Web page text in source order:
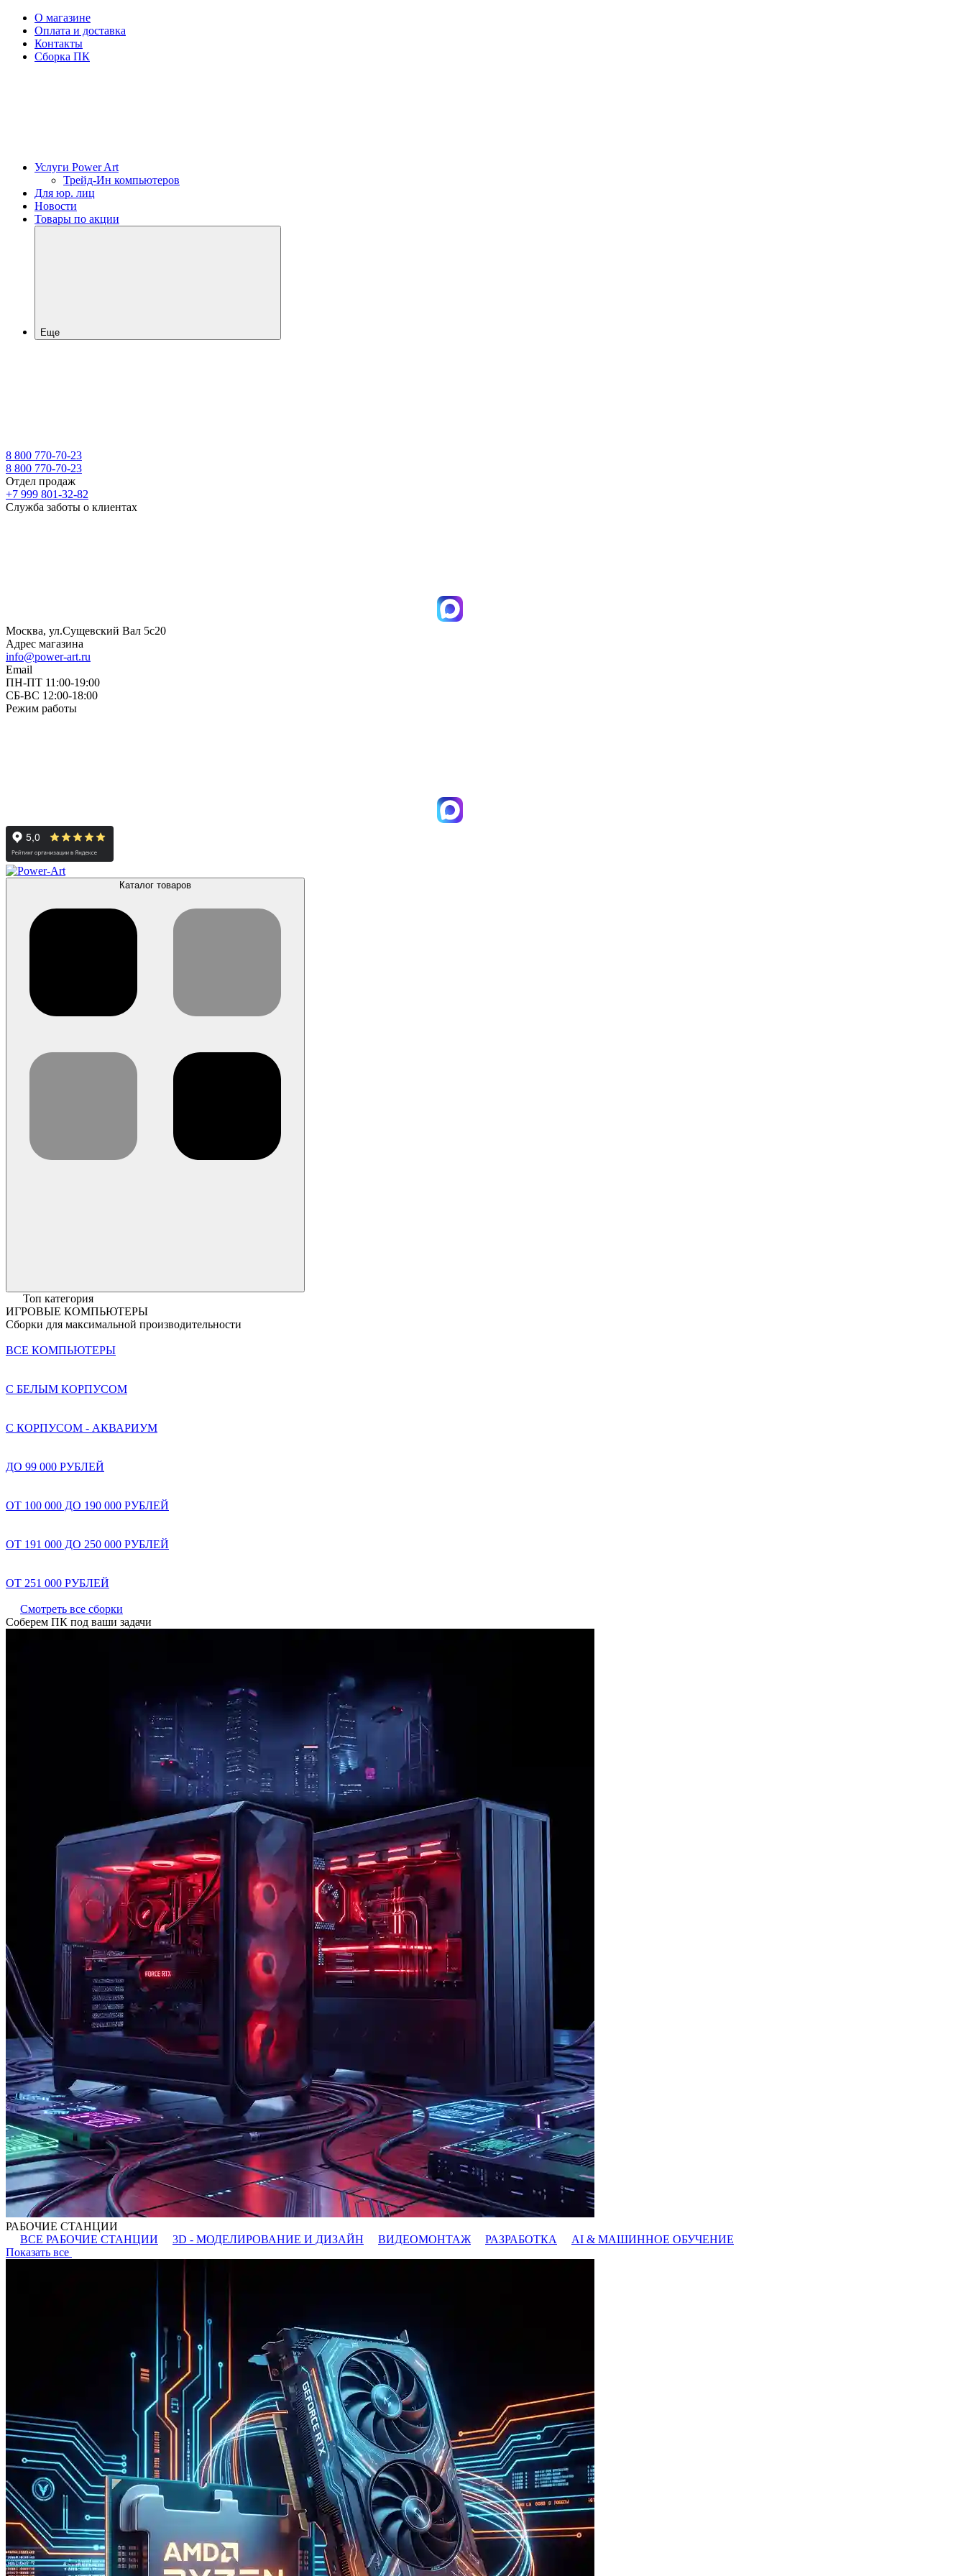
О магазине
Оплата и доставка
Контакты
Сборка ПК
Услуги Power Art
Трейд-Ин компьютеров
Для юр. лиц
Новости
Товары по акции
Еще
8 800 770-70-23
8 800 770-70-23
Отдел продаж
+7 999 801-32-82
Служба заботы о клиентах
Москва, ул.Сущевский Вал 5с20
Адрес магазина
info@power-art.ru
Email
ПН-ПТ 11:00-19:00
СБ-ВС 12:00-18:00
Режим работы
Каталог товаров
Топ категория
ИГРОВЫЕ КОМПЬЮТЕРЫ
Сборки для максимальной производительности
ВСЕ КОМПЬЮТЕРЫ
С БЕЛЫМ КОРПУСОМ
С КОРПУСОМ - АКВАРИУМ
ДО 99 000 РУБЛЕЙ
ОТ 100 000 ДО 190 000 РУБЛЕЙ
ОТ 191 000 ДО 250 000 РУБЛЕЙ
ОТ 251 000 РУБЛЕЙ
Смотреть все сборки
Соберем ПК под ваши задачи
РАБОЧИЕ СТАНЦИИ
ВСЕ РАБОЧИЕ СТАНЦИИ
3D - МОДЕЛИРОВАНИЕ И ДИЗАЙН ВИДЕОМОНТАЖ РАЗРАБОТКА
AI & МАШИННОЕ ОБУЧЕНИЕ
Показать все